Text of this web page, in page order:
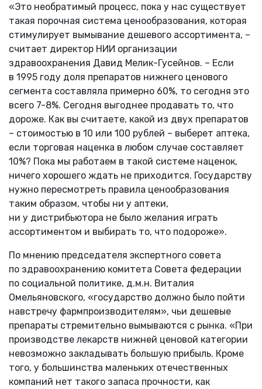
«Это необратимый процесс, пока у нас существует
такая порочная система ценообразования, которая
стимулирует вымывание дешевого ассортимента, –
считает директор НИИ организации
здравоохранения Давид Мелик-Гусейнов. – Если
в 1995 году доля препаратов нижнего ценового
сегмента составляла примерно 60%, то сегодня это
всего 7-8%. Сегодня выгоднее продавать то, что
дороже. Как вы считаете, какой из двух препаратов
– стоимостью в 10 или 100 рублей – выберет аптека,
если торговая наценка в любом случае составляет
10%? Пока мы работаем в такой системе наценок,
ничего хорошего ждать не приходится. Государству
нужно пересмотреть правила ценообразования
таким образом, чтобы ни у аптеки,
ни у дистрибьютора не было желания играть
ассортиментом и выбирать то, что подороже».
По мнению председателя экспертного совета
по здравоохранению комитета Совета федерации
по социальной политике, д.м.н. Виталия
Омельяновского, «государство должно было пойти
навстречу фармпроизводителям», чьи дешевые
препараты стремительно вымываются с рынка. «При
производстве лекарств нижней ценовой категории
невозможно закладывать большую прибыль. Кроме
того, у большинства маленьких отечественных
компаний нет такого запаса прочности, как